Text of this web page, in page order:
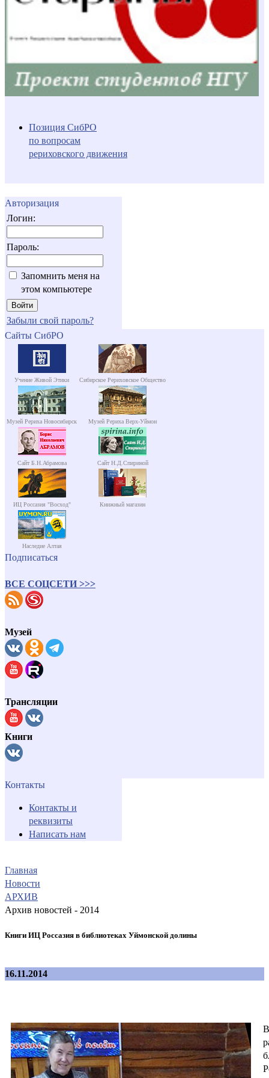
Позиция СибРО
по вопросам
рериховского движения
Авторизация
Логин:
Пароль:
Запомнить меня на
этом компьютере
Забыли свой пароль?
Сайты СибРО
Учение Живой Этики Сибирское Рериховское Общество
Музей Рериха Новосибирск Музей Рериха Верх-Уймон
Сайт Б.Н.Абрамова Сайт Н.Д.Спириной
ИЦ Россазия "Восход" Книжный магазин
Наследие Алтая
Подписаться
ВСЕ СОЦСЕТИ >>>
Музей
Трансляции
Книги
Контакты
Контакты и
реквизиты
Написать нам
Главная
Новости
АРХИВ
Архив новостей - 2014
Книги ИЦ Россазия в библиотеках Уймонской долины
16.11.2014